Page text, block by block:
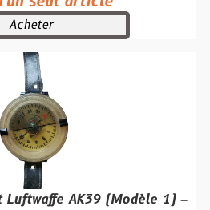
Acheter
Luftwaffe AK39 (Modèle 1) –